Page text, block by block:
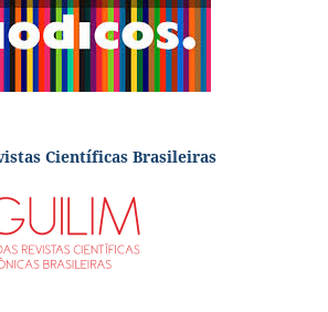
Científicas Brasileiras